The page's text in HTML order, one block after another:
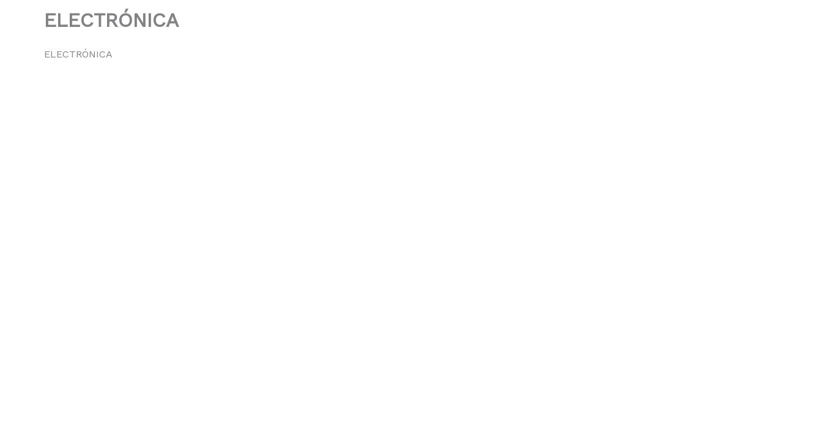
ELECTRÓNICA
ELECTRÓNICA